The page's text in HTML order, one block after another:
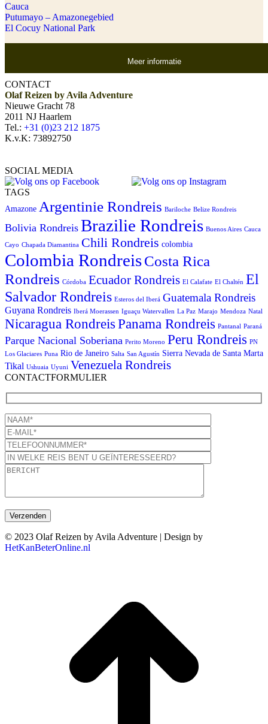
Cauca
Putumayo – Amazonegebied
El Cocuy National Park
Meer informatie
CONTACT
Olaf Reizen by Avila Adventure
Nieuwe Gracht 78
2011 NJ Haarlem
Tel.: +31 (0)23 212 1875
K.v.K: 73892750
SOCIAL MEDIA
TAGS
Amazone Argentinie Rondreis Bariloche Belize Rondreis
Bolivia Rondreis Brazilie Rondreis Buenos Aires Cauca
Cayo Chapada Diamantina Chili Rondreis colombia
Colombia RondreisCosta Rica
Rondreis Córdoba Ecuador Rondreis El Calafate El Chaltén El
Salvador Rondreis Esteros del Iberá Guatemala Rondreis
Guyana Rondreis Iberá Moerassen Iguaçu Watervallen La Paz Marajo Mendoza Natal
Nicaragua Rondreis Panama Rondreis Pantanal Paraná
Parque Nacional Soberiana Perito Moreno Peru Rondreis PN
Los Glaciares Puna Rio de Janeiro Salta San Agustín Sierra Nevada de Santa Marta
Tikal Ushuaia Uyuni Venezuela Rondreis
CONTACTFORMULIER
© 2023 Olaf Reizen by Avila Adventure | Design by
HetKanBeterOnline.nl